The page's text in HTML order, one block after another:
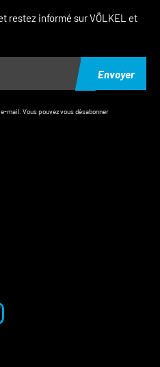
restez informé sur VÖLKEL et
Envoyer
mail. Vous pouvez vous désabonner